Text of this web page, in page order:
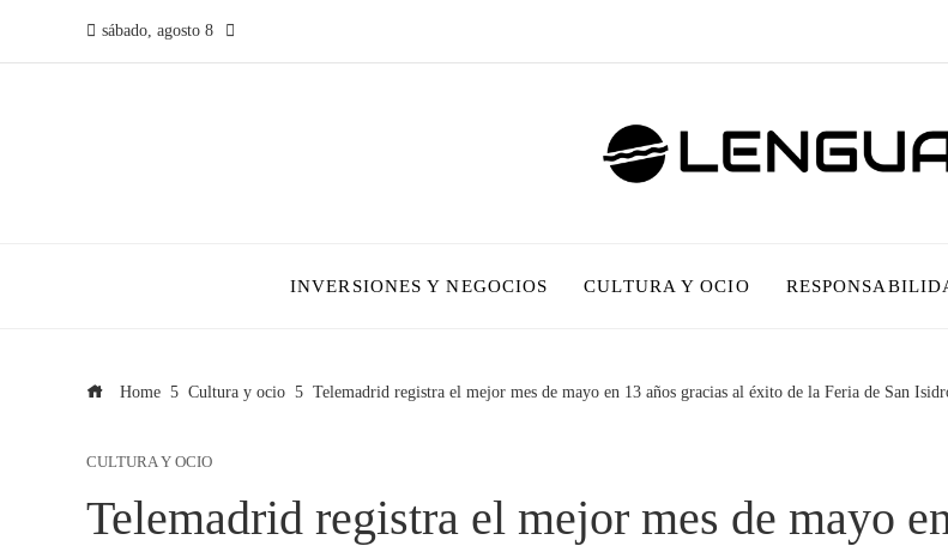
sábado, agosto 8
INVERSIONES Y NEGOCIOS CULTURA Y OCIO
Home Cultura y ocio Telemadrid registra el mejor mes de mayo en 13 años gracias al éxito de la Feria de San
CULTURA Y OCIO
Telemadrid registra el mejor mes de mayo